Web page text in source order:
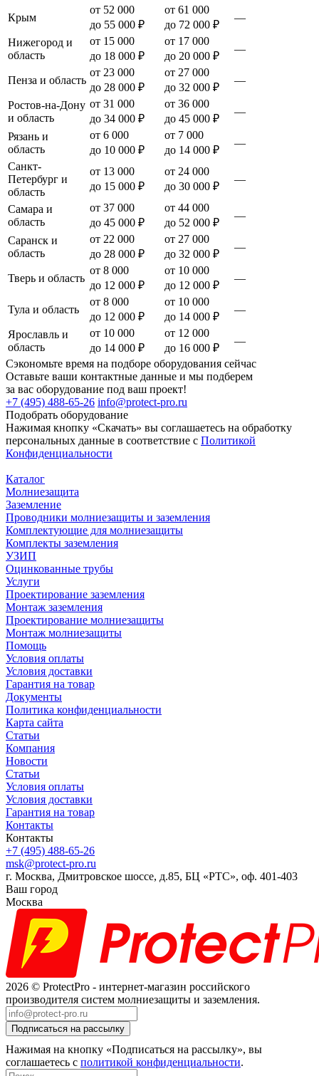
Крым
от 52 000
до 55 000 ₽
от 61 000
до 72 000 ₽
—
Нижегород и
область
от 15 000
до 18 000 ₽
от 17 000
до 20 000 ₽
—
Пенза и область
от 23 000
до 28 000 ₽
от 27 000
до 32 000 ₽
—
Ростов-на-Дону
и область
от 31 000
до 34 000 ₽
от 36 000
до 45 000 ₽
—
Рязань и
область
от 6 000
до 10 000 ₽
от 7 000
до 14 000 ₽
—
Санкт-
Петербург и
область
от 13 000
до 15 000 ₽
от 24 000
до 30 000 ₽
—
Самара и
область
от 37 000
до 45 000 ₽
от 44 000
до 52 000 ₽
—
Саранск и
область
от 22 000
до 28 000 ₽
от 27 000
до 32 000 ₽
—
Тверь и область
от 8 000
до 12 000 ₽
от 10 000
до 12 000 ₽
—
Тула и область
от 8 000
до 12 000 ₽
от 10 000
до 14 000 ₽
—
Ярославль и
область
от 10 000
до 14 000 ₽
от 12 000
до 16 000 ₽
—
Сэкономьте время на подборе оборудования сейчас
Оставьте ваши контактные данные и мы подберем
за вас оборудование под ваш проект!
+7 (495) 488-65-26 info@protect-pro.ru
Подобрать оборудование
Нажимая кнопку «Скачать» вы соглашаетесь на обработку
персональных данные в соответствие с Политикой
Конфиденциальности
Каталог
Молниезащита
Заземление
Проводники молниезащиты и заземления
Комплектующие для молниезащиты
Комплекты заземления
УЗИП
Оцинкованные трубы
Услуги
Проектирование заземления
Монтаж заземления
Проектирование молниезащиты
Монтаж молниезащиты
Помощь
Условия оплаты
Условия доставки
Гарантия на товар
Документы
Политика конфиденциальности
Карта сайта
Статьи
Компания
Новости
Статьи
Условия оплаты
Условия доставки
Гарантия на товар
Контакты
Контакты
+7 (495) 488-65-26
msk@protect-pro.ru
г. Москва, Дмитровское шоссе, д.85, БЦ «РТС», оф. 401-403
Ваш город
Москва
2026 © ProtectPro - интернет-магазин российского
производителя систем молниезащиты и заземления.
Нажимая на кнопку «Подписаться на рассылку», вы
соглашаетесь с политикой конфиденциальности.